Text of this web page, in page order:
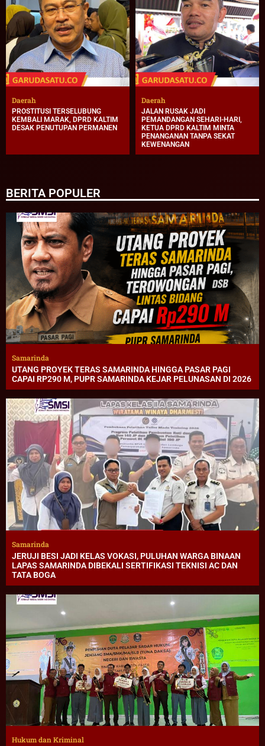
Daerah
PROSTITUSI TERSELUBUNG
KEMBALI MARAK, DPRD KALTIM
DESAK PENUTUPAN PERMANEN
Daerah
JALAN RUSAK JADI
PEMANDANGAN SEHARI-HARI,
KETUA DPRD KALTIM MINTA
PENANGANAN TANPA SEKAT
KEWENANGAN
BERITA POPULER
Samarinda
UTANG PROYEK TERAS SAMARINDA HINGGA PASAR PAGI
CAPAI RP290 M, PUPR SAMARINDA KEJAR PELUNASAN DI 2026
Samarinda
JERUJI BESI JADI KELAS VOKASI, PULUHAN WARGA BINAAN
LAPAS SAMARINDA DIBEKALI SERTIFIKASI TEKNISI AC DAN
TATA BOGA
Hukum dan Kriminal